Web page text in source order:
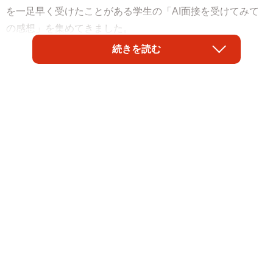
を一足早く受けたことがある学生の「AI面接を受けてみて
の感想」を集めてきました。
「リアクションがないから回答がよかったのかわ
続きを読む